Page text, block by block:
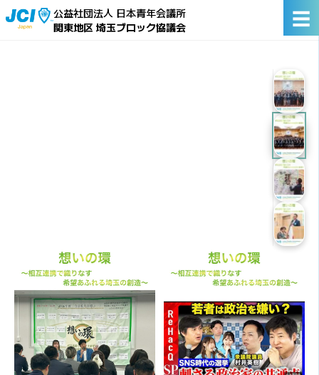
公益社団法人 日本青年会議所
関東地区 埼玉ブロック協議会
☰